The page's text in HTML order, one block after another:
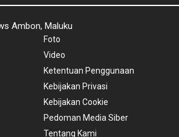
Ambon, Maluku
Foto
Video
Ketentuan Penggunaan
Kebijakan Privasi
Kebijakan Cookie
Pedoman Media Siber
Tentang Kami